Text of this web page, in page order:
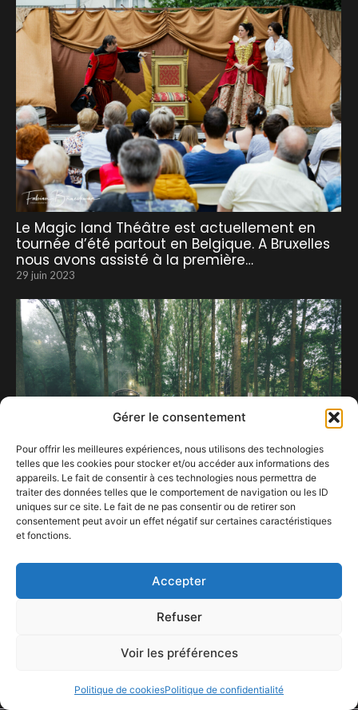
Gérer le consentement
Pour offrir les meilleures expériences, nous utilisons des technologies
telles que les cookies pour stocker et/ou accéder aux informations des
appareils. Le fait de consentir à ces technologies nous permettra de
traiter des données telles que le comportement de navigation ou les ID
uniques sur ce site. Le fait de ne pas consentir ou de retirer son
consentement peut avoir un effet négatif sur certaines caractéristiques
et fonctions.
Accepter
Refuser
Voir les préférences
Politique de cookiesPolitique de confidentialité
Le Magic land Théâtre est actuellement en
tournée d’été partout en Belgique. A Bruxelles
nous avons assisté à la première…
29 juin 2023
A Charleville-Mézières, on ne sera pas focus
15 décembre 2023